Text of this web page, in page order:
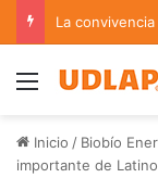
Menu
Inicio / Biobío
importante de